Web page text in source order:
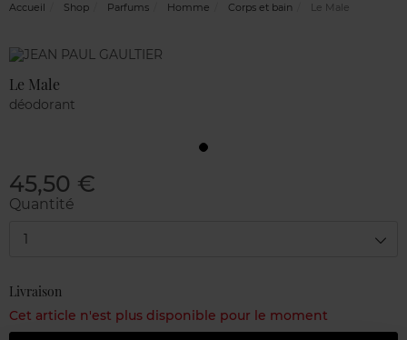
Accueil Shop Parfums Homme Corps et bain Le Male
Marque
Le Male
déodorant
45,50 €
Quantité
1
Livraison
Cet article n'est plus disponible pour le moment